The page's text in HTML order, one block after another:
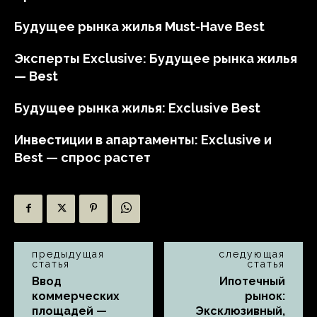
Будущее рынка жилья Must-Have Best
Эксперты Exclusive: Будущее рынка жилья
— Best
Будущее рынка жилья: Exclusive Best
Инвестиции в апартаменты: Exclusive и
Best — спрос растет
предыдущая
статья
Ввод
коммерческих
площадей —
следующая
статья
Ипотечный
рынок:
Эксклюзивный,